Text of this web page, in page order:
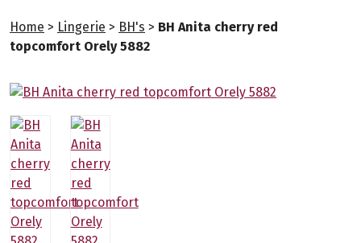
Home > Lingerie > BH's > BH Anita cherry red
topcomfort Orely 5882